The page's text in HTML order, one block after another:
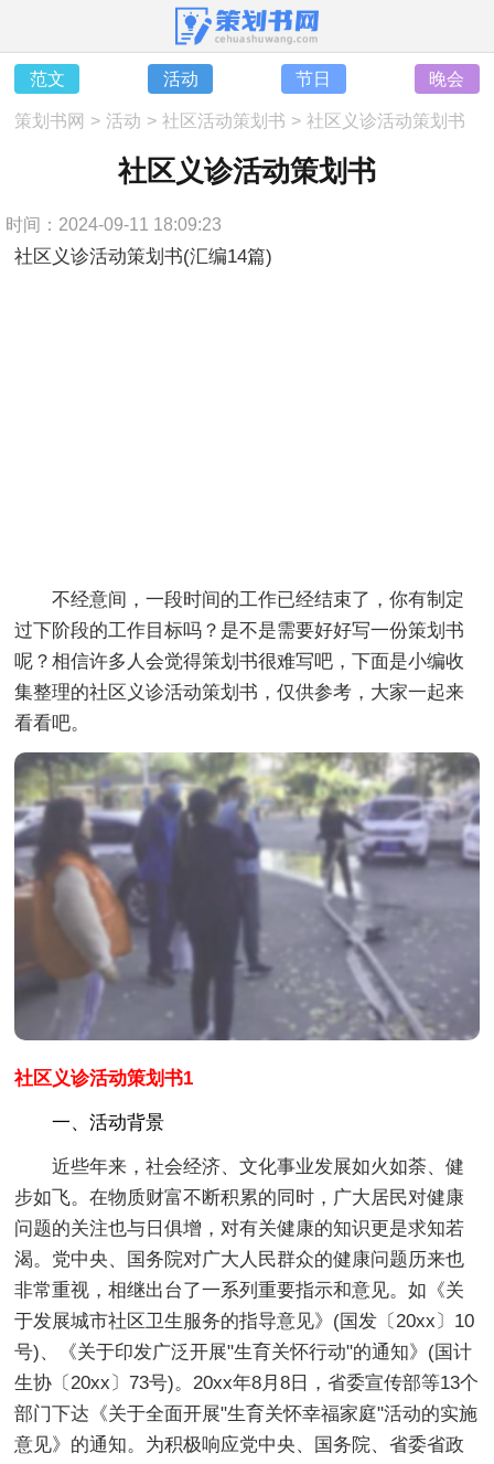
范文 活动 节日 晚会
策划书网 > 活动 > 社区活动策划书 > 社区义诊活动策划书
社区义诊活动策划书
时间：2024-09-11 18:09:23
社区义诊活动策划书(汇编14篇)
不经意间，一段时间的工作已经结束了，你有制定
过下阶段的工作目标吗？是不是需要好好写一份策划书
呢？相信许多人会觉得策划书很难写吧，下面是小编收
集整理的社区义诊活动策划书，仅供参考，大家一起来
看看吧。
社区义诊活动策划书1
一、活动背景
近些年来，社会经济、文化事业发展如火如荼、健
步如飞。在物质财富不断积累的同时，广大居民对健康
问题的关注也与日俱增，对有关健康的知识更是求知若
渴。党中央、国务院对广大人民群众的健康问题历来也
非常重视，相继出台了一系列重要指示和意见。如《关
于发展城市社区卫生服务的指导意见》(国发〔20xx〕10
号)、《关于印发广泛开展"生育关怀行动"的通知》(国计
生协〔20xx〕73号)。20xx年8月8日，省委宣传部等13个
部门下达《关于全面开展"生育关怀幸福家庭"活动的实施
意见》的通知。为积极响应党中央、国务院、省委省政